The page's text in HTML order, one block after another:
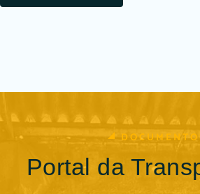
Portal da